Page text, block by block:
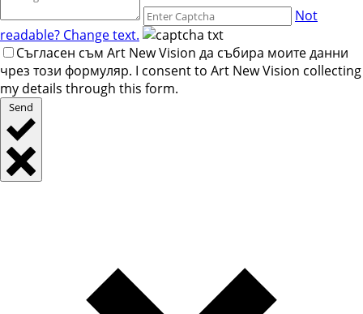
Not
readable? Change text.
Съгласен съм Art New Vision да събира моите данни
чрез този формуляр. I consent to Art New Vision collecting
my details through this form.
Send